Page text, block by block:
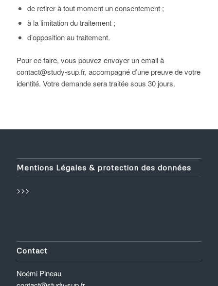
de retirer à tout moment un consentement ;
à la limitation du traitement ;
d’opposition au traitement.
Pour ce faire, vous pouvez envoyer un email à
contact@study-sup.fr, accompagné d’une preuve de votre
identité. Votre demande sera traitée sous 30 jours.
Mentions Légales & protection des données
>>>
Contact
Noémi Pineau